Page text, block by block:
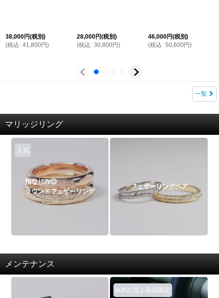
38,000円(税別)
(税込 : 41,800円)
28,000円(税別)
(税込 : 30,800円)
46,000円(税別)
(税込 : 50,600円)
一覧
マリッジリング
人気
指なじみ◎
ラウンドフェザーリング
フェザーリングペア
メンテナンス
buffお買上商品限定